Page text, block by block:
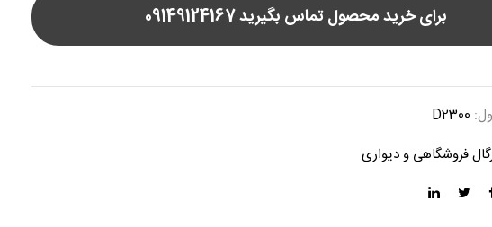
برای خرید محصول تماس بگیرید 09149124167
D2300
فروشگاهی و دیواری